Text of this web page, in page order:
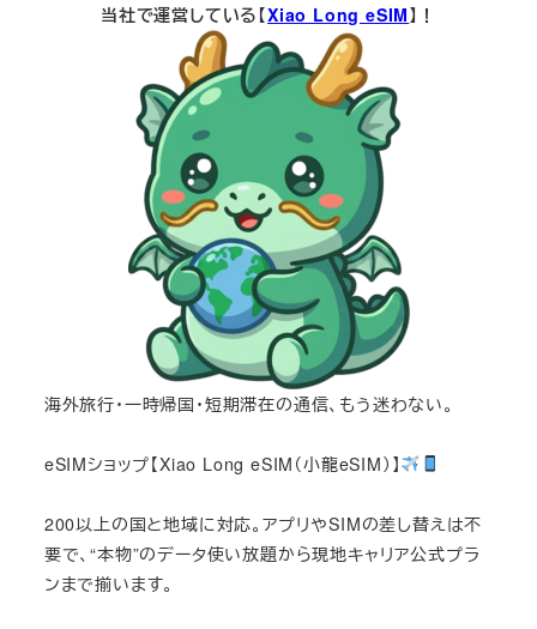
当社で運営している【Xiao Long eSIM】！
海外旅行・一時帰国・短期滞在の通信、もう迷わない。
eSIMショップ【Xiao Long eSIM（小龍eSIM）】
200以上の国と地域に対応。アプリやSIMの差し替えは不
要で、“本物”のデータ使い放題から現地キャリア公式プラ
ンまで揃います。